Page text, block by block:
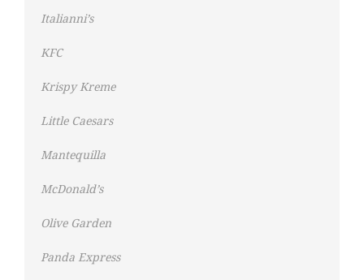
Italianni’s
KFC
Krispy Kreme
Little Caesars
Mantequilla
McDonald’s
Olive Garden
Panda Express